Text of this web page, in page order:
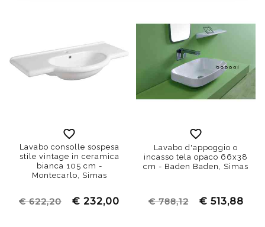
Lavabo consolle sospesa
stile vintage in ceramica
bianca 105 cm -
Montecarlo, Simas
€ 622,20 € 232,00
Lavabo d'appoggio o
incasso tela opaco 66x38
cm - Baden Baden, Simas
€ 788,12 € 513,88